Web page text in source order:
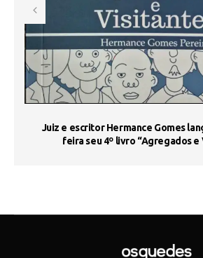
Juiz e escritor Hermance Gomes
feira seu 4º livro “Agregados e